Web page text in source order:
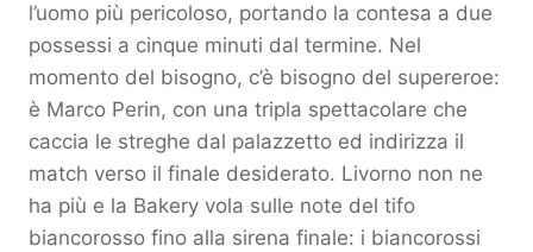
l’uomo più pericoloso, portando la contesa a due
possessi a cinque minuti dal termine. Nel
momento del bisogno, c’è bisogno del supereroe:
è Marco Perin, con una tripla spettacolare che
caccia le streghe dal palazzetto ed indirizza il
match verso il finale desiderato. Livorno non ne
ha più e la Bakery vola sulle note del tifo
biancorosso fino alla sirena finale: i biancorossi